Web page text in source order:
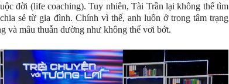
đời (life coaching). Tuy nhiên, Tài Trần lại không thể tìm
sẻ từ gia đình. Chính vì thế, anh luôn ở trong tâm trạng
và mâu thuẫn dường như không thể vơi bớt.